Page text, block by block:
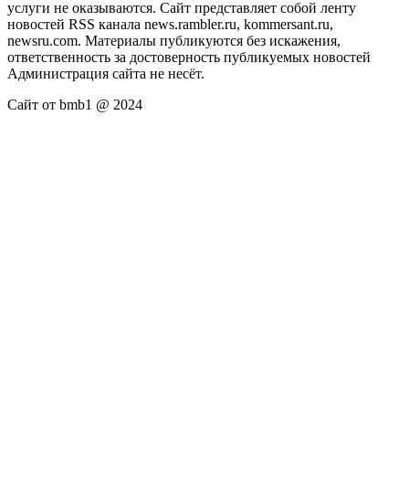
услуги не оказываются. Сайт представляет собой ленту
новостей RSS канала news.rambler.ru, kommersant.ru,
newsru.com. Материалы публикуются без искажения,
ответственность за достоверность публикуемых новостей
Администрация сайта не несёт.
Сайт от bmb1 @ 2024